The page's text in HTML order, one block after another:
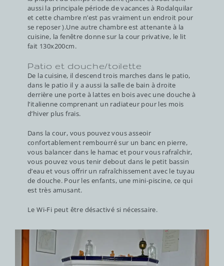
aussi la principale période de vacances à Rodalquilar
et cette chambre n’est pas vraiment un endroit pour
se reposer ).Une autre chambre est attenante à la
cuisine, la fenêtre donne sur la cour privative, le lit
fait 130x200cm.
Patio et douche/toilette
De la cuisine, il descend trois marches dans le patio,
dans le patio il y a aussi la salle de bain à droite
derrière une porte à lattes en bois avec une douche à
l’italienne comprenant un radiateur pour les mois
d’hiver plus frais.
Dans la cour, vous pouvez vous asseoir
confortablement rembourré sur un banc en pierre,
vous balancer dans le hamac et pour vous rafraîchir,
vous pouvez vous tenir debout dans le petit bassin
d’eau et vous offrir un rafraîchissement avec le tuyau
de douche. Pour les enfants, une mini-piscine, ce qui
est très amusant.
Le Wi-Fi peut être désactivé si nécessaire.